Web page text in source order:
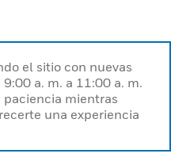
el sitio con nuevas
a. m. a 11:00 a. m.
paciencia mientras
una experiencia